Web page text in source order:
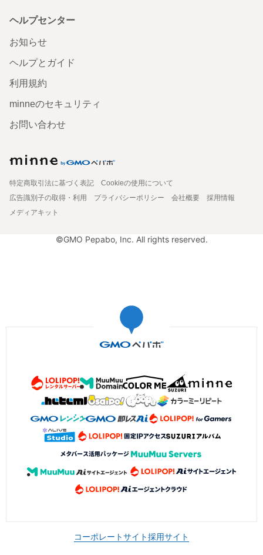
ヘルプセンター
お知らせ
ヘルプとガイド
利用規約
minneのセキュリティ
お問い合わせ
特定商取引法に基づく表記
Cookieの使用について
広告識別子の取得・利用
プライバシーポリシー 会社概要
採用情報
メディアキット
©GMO Pepabo, Inc. All rights reserved.
コーポレートサイト採用サイト